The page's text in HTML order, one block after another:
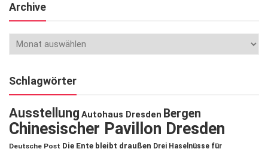
Archive
Schlagwörter
Ausstellung Autohaus Dresden Bergen
Chinesischer Pavillon Dresden
Deutsche Post Die Ente bleibt draußen Drei Haselnüsse für